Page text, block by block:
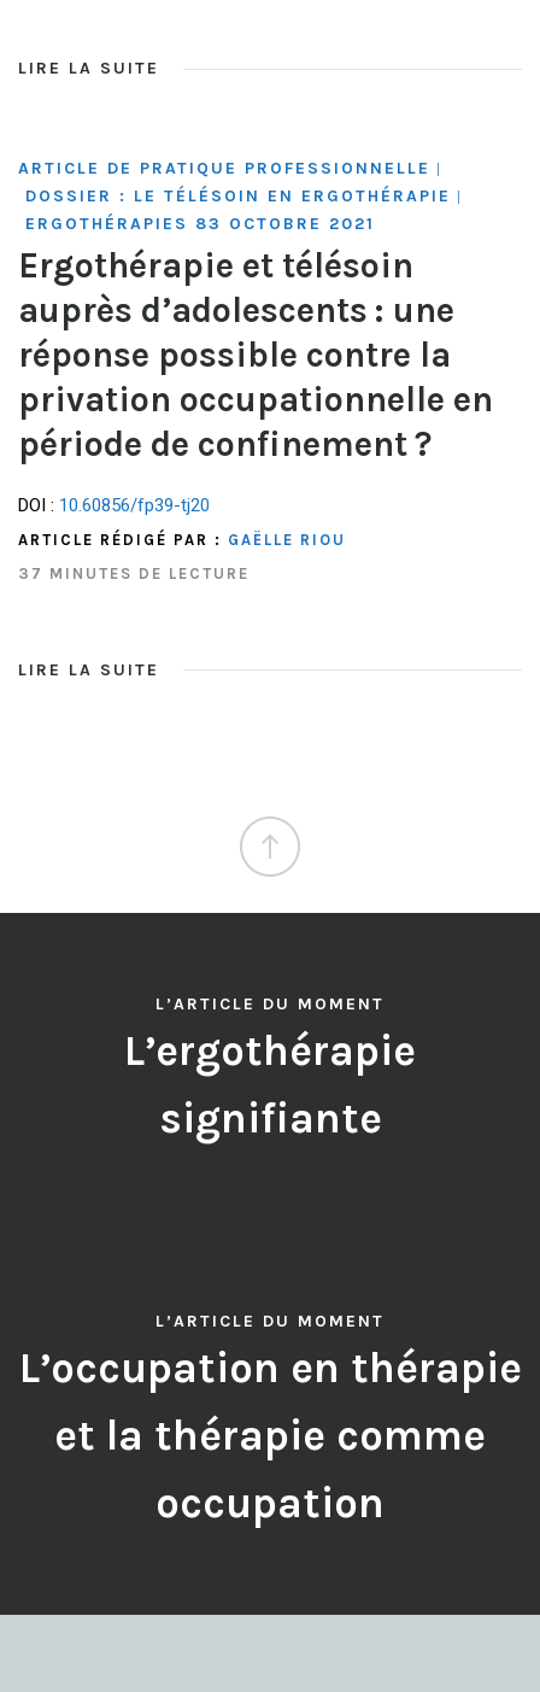
LIRE LA SUITE
ARTICLE DE PRATIQUE PROFESSIONNELLE
DOSSIER : LE TÉLÉSOIN EN ERGOTHÉRAPIE
ERGOTHÉRAPIES 83 OCTOBRE 2021
Ergothérapie et télésoin
auprès d’adolescents : une
réponse possible contre la
privation occupationnelle en
période de confinement ?
DOI : 10.60856/fp39-tj20
ARTICLE RÉDIGÉ PAR : GAËLLE RIOU
37 MINUTES DE LECTURE
LIRE LA SUITE
L’ARTICLE DU MOMENT
L’ergothérapie
signifiante
L’ARTICLE DU MOMENT
L’occupation en thérapie
et la thérapie comme
occupation